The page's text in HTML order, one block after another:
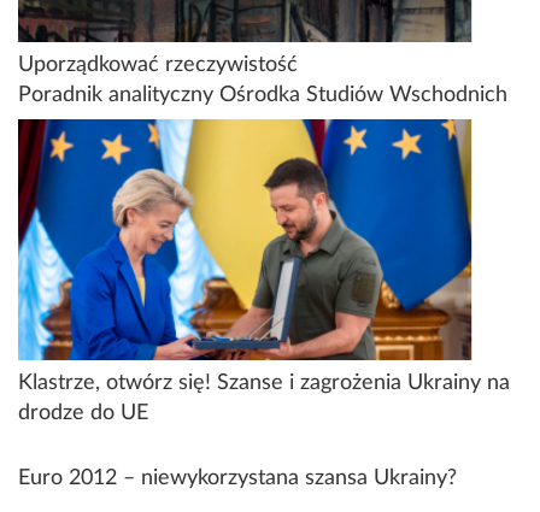
Uporządkować rzeczywistość
Poradnik analityczny Ośrodka Studiów Wschodnich
Klastrze, otwórz się! Szanse i zagrożenia Ukrainy na
drodze do UE
Euro 2012 – niewykorzystana szansa Ukrainy?